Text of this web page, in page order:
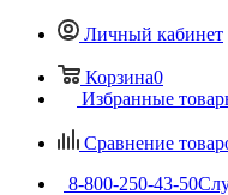
Личный кабинет
Корзина0
Избранные
Сравнение
8-800-250-43-50